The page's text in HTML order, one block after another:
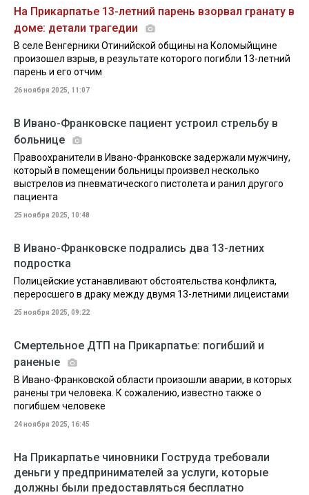
На Прикарпатье 13-летний парень взорвал гранату в
доме: детали трагедии
В селе Венгерники Отинийской общины на Коломыйщине
произошел взрыв, в результате которого погибли 13-летний
парень и его отчим
26 ноября 2025, 11:07
В Ивано-Франковске пациент устроил стрельбу в
больнице
Правоохранители в Ивано-Франковске задержали мужчину,
который в помещении больницы произвел несколько
выстрелов из пневматического пистолета и ранил другого
пациента
25 ноября 2025, 10:48
В Ивано-Франковске подрались два 13-летних
подростка
Полицейские устанавливают обстоятельства конфликта,
переросшего в драку между двумя 13-летними лицеистами
25 ноября 2025, 09:22
Смертельное ДТП на Прикарпатье: погибший и
раненые
В Ивано-Франковской области произошли аварии, в которых
ранены три человека. К сожалению, известно также о
погибшем человеке
24 ноября 2025, 16:45
На Прикарпатье чиновники Гоструда требовали
деньги у предпринимателей за услуги, которые
должны были предоставляться бесплатно